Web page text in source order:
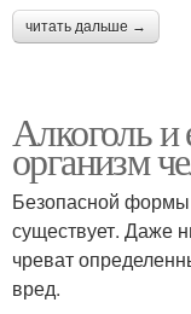
читать дальше →
Алкоголь и
организм
Безопасной формы
существует. Даже
чреват
вред.